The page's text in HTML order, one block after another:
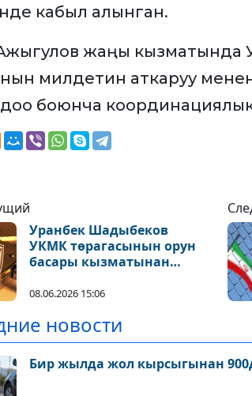
кабыл алынган.
жаңы кызматында
милдетин аткаруу
боюнча
Уранбек Шадыбеков
УКМК төрагасынын орун
басары кызматынан
08.06.2026 15:06
новости
Бир жылда жол кырсыгынан